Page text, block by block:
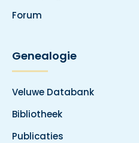
Forum
Genealogie
Veluwe Databank
Bibliotheek
Publicaties